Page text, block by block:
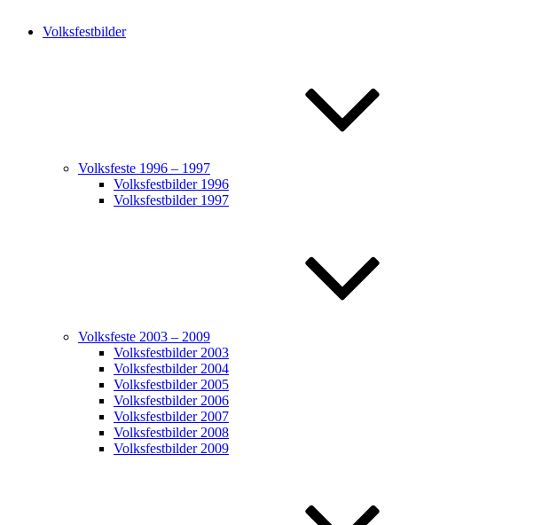
Volksfestbilder
Volksfeste 1996 – 1997
Volksfestbilder 1996
Volksfestbilder 1997
Volksfeste 2003 – 2009
Volksfestbilder 2003
Volksfestbilder 2004
Volksfestbilder 2005
Volksfestbilder 2006
Volksfestbilder 2007
Volksfestbilder 2008
Volksfestbilder 2009